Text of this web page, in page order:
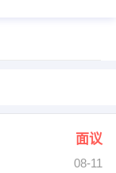
信息
面议
08-11